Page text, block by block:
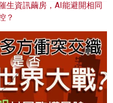
生資訊繭房，AI能避開相同
？